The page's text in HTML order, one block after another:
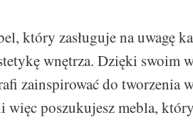
który zasługuje na uwagę
wnętrza. Dzięki swoim
zainspirować do tworzenia
więc poszukujesz mebla,